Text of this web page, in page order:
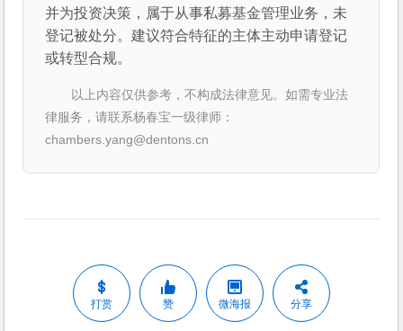
并为投资决策，属于从事私募基金管理业务，未
登记被处分。建议符合特征的主体主动申请登记
或转型合规。
以上内容仅供参考，不构成法律意见。如需专业法
律服务，请联系杨春宝一级律师：
chambers.yang@dentons.cn
打赏 赞 微海报 分享